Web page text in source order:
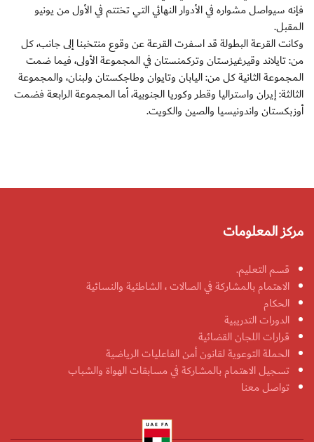
فإنه سيواصل مشواره في الأدوار النهائي التي تختتم في الأول من يونيو
المقبل.
وكانت القرعة البطولة قد اسفرت القرعة عن وقوع منتخبنا إلى جانب، كل
من: تايلاند وقيرغيزستان وتركمنستان في المجموعة الأولى، فيما ضمت
المجموعة الثانية كل من: اليابان وتايوان وطاجكستان ولبنان، والمجموعة
الثالثة: إيران واستراليا وقطر وكوريا الجنوبية، أما المجموعة الرابعة فضمت
أوزبكستان واندونيسيا والصين والكويت.
مركز المعلومات
قسم التعليم.
الاهتمام بالمشاركة في الصالات ، الشاطئية والنسائية
الحكام
الدورات التدريبية
قرارات اللجان القضائية
الحملة التوعوية لقانون أمن الفاعليات الرياضية
تسجيل الاهتمام بالمشاركة في مسابقات الهواة والشباب
تواصل معنا